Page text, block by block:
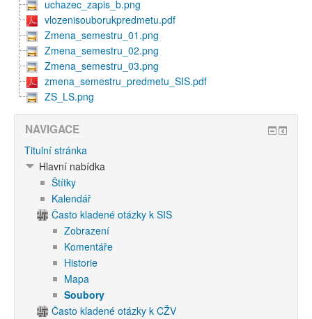
uchazec_zapis_b.png
vlozenisouborukpredmetu.pdf
Zmena_semestru_01.png
Zmena_semestru_02.png
Zmena_semestru_03.png
zmena_semestru_predmetu_SIS.pdf
ZS_LS.png
NAVIGACE
Titulní stránka
Hlavní nabídka
Štítky
Kalendář
Často kladené otázky k SIS
Zobrazení
Komentáře
Historie
Mapa
Soubory
Často kladené otázky k CŽV